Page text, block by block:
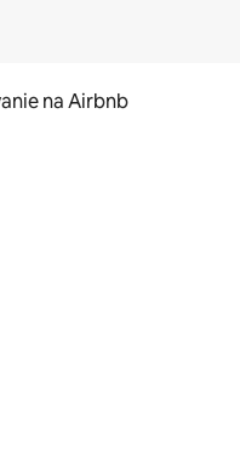
na Airbnb